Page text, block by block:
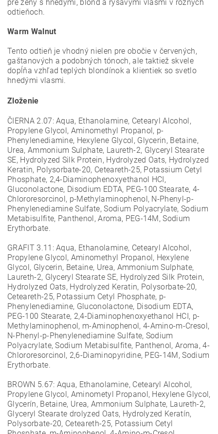
pre ženy s hnedými, blond a ryšavými vlasmi v rôznych
odtieňoch.
Warm Walnut
Tento odtieň je vhodný nielen pre obočie v červených,
gaštanových a podobných tónoch, ale taktiež skvele
dopĺňa vzhľad teplých blondínok a klientiek so svetlo
hnedými vlasmi.
Zloženie
ČIERNA 2.07:Aqua, Ethanolamine, Cetearyl Alcohol,
Propylene Glycol, Aminomethyl Propanol, p-
Phenylenediamine, Hexylene Glycol, Glycerin, Betaine,
Urea, Ammonium Sulphate, Laureth-2, Glyceryl Stearate
SE, Hydrolyzed Silk Protein, Hydrolyzed Oats, Hydrolyzed
Keratin, Polysorbate-20, Ceteareth-25, Potassium Cetyl
Phosphate, 2,4-Diaminophenoxyethanol HCI,
Gluconolactone, Disodium EDTA, PEG-100 Stearate, 4-
Chlororesorcinol, p-Methylaminophenol, N-Phenyl-p-
Phenylenediamine Sulfate, Sodium Polyacrylate, Sodium
Metabisulfite, Panthenol, Aroma, PEG-14M, Sodium
Erythorbate.
GRAFIT 3.11:Aqua, Ethanolamine, Cetearyl Alcohol,
Propylene Glycol, Aminomethyl Propanol, Hexylene
Glycol, Glycerin, Betaine, Urea, Ammonium Sulphate,
Laureth-2, Glyceryl Stearate SE, Hydrolyzed Silk Protein,
Hydrolyzed Oats, Hydrolyzed Keratin, Polysorbate-20,
Ceteareth-25, Potassium Cetyl Phosphate, p-
Phenylenediamine, Gluconolactone, Disodium EDTA,
PEG-100 Stearate, 2,4-Diaminophenoxyethanol HCI, p-
Methylaminophenol, m-Aminophenol, 4-Amino-m-Cresol,
N-Phenyl-p-Phenylenediamine Sulfate, Sodium
Polyacrylate, Sodium Metabisulfite, Panthenol, Aroma, 4-
Chlororesorcinol, 2,6-Diaminopyridine, PEG-14M, Sodium
Erythorbate.
BROWN 5.67: Aqua, Ethanolamine, Cetearyl Alcohol,
Propylene Glycol, Aminometyl Propanol, Hexylene Glycol,
Glycerín, Betaine, Urea, Ammonium Sulphate, Laureth-2,
Glyceryl Stearate drolyzed Oats, Hydrolyzed Keratín,
Polysorbate-20, Ceteareth-25, Potassium Cetyl